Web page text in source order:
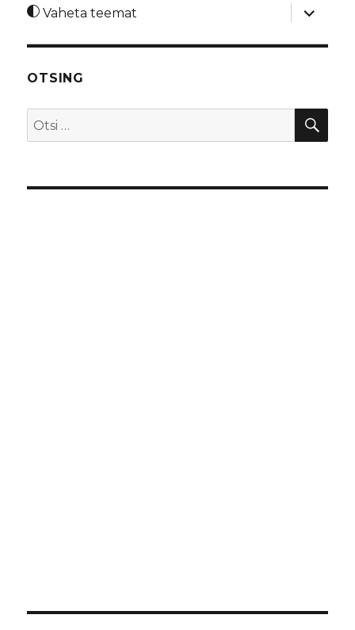
Vaheta teemat
laienda
OTSING
Otsi: